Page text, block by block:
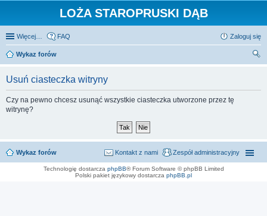
LOŻA STAROPRUSKI DĄB
Więcej… FAQ Zaloguj się
Wykaz forów
Usuń ciasteczka witryny
Czy na pewno chcesz usunąć wszystkie ciasteczka utworzone przez tę
witrynę?
Wykaz forów Zespół administracyjny
Kontakt z nami
Technologię dostarcza phpBB® Forum Software © phpBB Limited
Polski pakiet językowy dostarcza phpBB.pl